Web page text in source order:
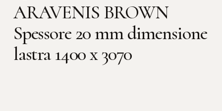
ARAVENIS BROWN
Spessore 20 mm dimensione
lastra 1400 x 3070